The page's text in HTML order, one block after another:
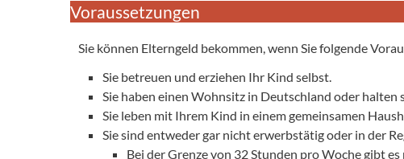
Voraussetzungen
Sie können Elterngeld bekommen, wenn Sie folgende
Sie betreuen und erziehen Ihr Kind selbst.
Sie haben einen Wohnsitz in Deutschland oder halten
Sie leben mit Ihrem Kind in einem gemeinsamen
Sie sind entweder gar nicht erwerbstätig oder in der
Bei der Grenze von 32 Stunden pro Woche gibt